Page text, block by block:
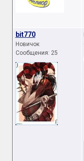
bit770
Новичок
Сообщения: 25